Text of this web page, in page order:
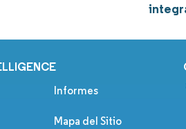
Informes
Mapa del Sitio